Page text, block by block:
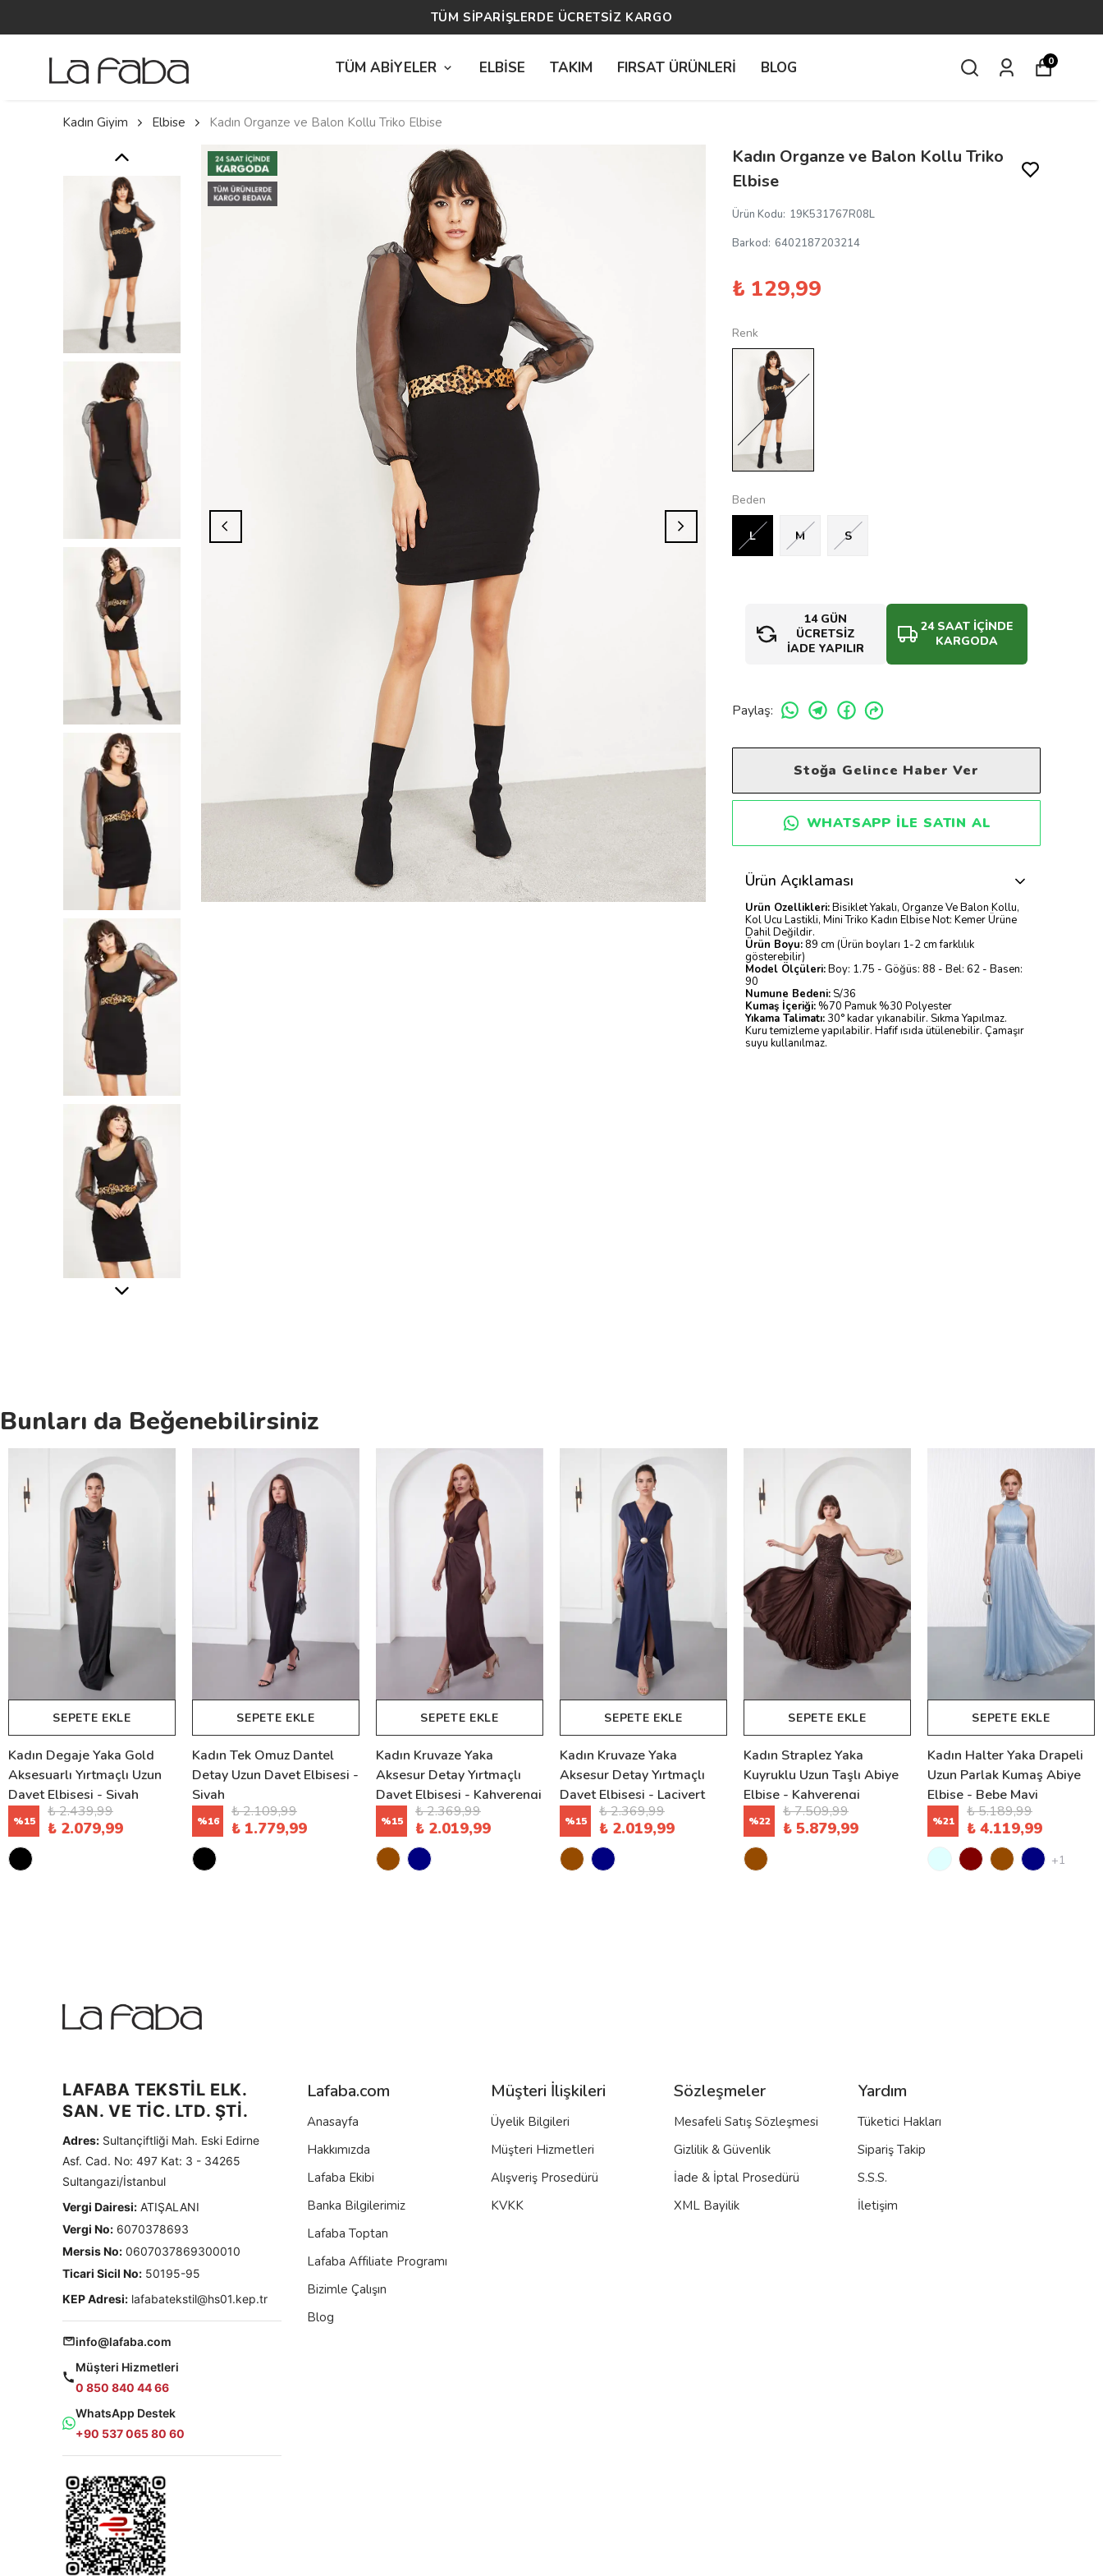
14 GÜN ÜCRETSİZ İADE
TÜM ABİYELER ELBİSE TAKIM FIRSAT ÜRÜNLERİ BLOG 0
Kadın Giyim Elbise Kadın Organze ve Balon Kollu Triko Elbise
Kadın Organze ve Balon Kollu Triko
Elbise
Ürün Kodu: 19K531767R08L
Barkod: 6402187203214
₺ 129,99
Renk
Beden
L M S
14 GÜN
ÜCRETSİZ
İADE YAPILIR
24 SAAT İÇİNDE
KARGODA
Paylaş:
Stoğa Gelince Haber Ver
WHATSAPP ILE SATIN AL
Ürün Açıklaması
Ürün Özellikleri:Bisiklet Yakalı, Organze Ve Balon Kollu,
Kol Ucu Lastikli, Mini Triko Kadın Elbise Not: Kemer Ürüne
Dahil Değildir.
Ürün Boyu: 89 cm (Ürün boyları 1-2 cm farklılık
gösterebilir)
Model Ölçüleri:Boy: 1.75 - Göğüs: 88 - Bel: 62 - Basen:
90
Numune Bedeni: S/36
Kumaş İçeriği: %70 Pamuk %30 Polyester
Yıkama Talimatı:30° kadar yıkanabilir. Sıkma Yapılmaz.
Kuru temizleme yapılabilir. Hafif ısıda ütülenebilir. Çamaşır
suyu kullanılmaz.
Bunları da Beğenebilirsiniz
SEPETE EKLE
Kadın Degaje Yaka Gold
Aksesuarlı Yırtmaçlı Uzun
Davet Elbisesi - Siyah
%15
₺ 2.439,99
₺ 2.079,99
SEPETE EKLE
Kadın Tek Omuz Dantel
Detay Uzun Davet Elbisesi -
Siyah
%16
₺ 2.109,99
₺ 1.779,99
SEPETE EKLE
Kadın Kruvaze Yaka
Aksesur Detay Yırtmaçlı
Davet Elbisesi - Kahverengi
%15
₺ 2.369,99
₺ 2.019,99
SEPETE EKLE
Kadın Kruvaze Yaka
Aksesur Detay Yırtmaçlı
Davet Elbisesi - Lacivert
%15
₺ 2.369,99
₺ 2.019,99
SEPETE EKLE
Kadın Straplez Yaka
Kuyruklu Uzun Taşlı Abiye
Elbise - Kahverengi
%22
₺ 7.509,99
₺ 5.879,99
SEPETE EKLE
Kadın Halter Yaka Drapeli
Uzun Parlak Kumaş Abiye
Elbise - Bebe Mavi
%21
₺ 5.189,99
₺ 4.119,99
+1
Lafaba.com
Anasayfa
Hakkımızda
Lafaba Ekibi
Banka Bilgilerimiz
Lafaba Toptan
Lafaba Affiliate Programı
Bizimle Çalışın
Blog
Müşteri İlişkileri
Üyelik Bilgileri
Müşteri Hizmetleri
Alışveriş Prosedürü
KVKK
Sözleşmeler
Mesafeli Satış Sözleşmesi
Gizlilik & Güvenlik
İade & İptal Prosedürü
XML Bayilik
Yardım
Tüketici Hakları
Sipariş Takip
S.S.S.
İletişim
LAFABA TEKSTİL ELK.
SAN. VE TİC. LTD. ŞTİ.
Adres: Sultançiftliği Mah. Eski Edirne
Asf. Cad. No: 497 Kat: 3 - 34265
Sultangazi/İstanbul
Vergi Dairesi: ATIŞALANI
Vergi No: 6070378693
Mersis No: 0607037869300010
Ticari Sicil No: 50195-95
KEP Adresi: lafabatekstil@hs01.kep.tr
info@lafaba.com
Müşteri Hizmetleri
0 850 840 44 66
WhatsApp Destek
+90 537 065 80 60